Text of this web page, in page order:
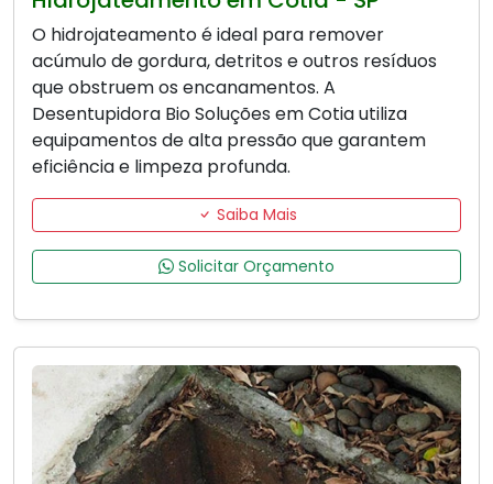
O hidrojateamento é ideal para remover
acúmulo de gordura, detritos e outros resíduos
que obstruem os encanamentos. A
Desentupidora Bio Soluções em Cotia utiliza
equipamentos de alta pressão que garantem
eficiência e limpeza profunda.
Saiba Mais
Solicitar Orçamento